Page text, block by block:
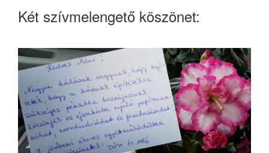
Két szívmelengető köszönet: